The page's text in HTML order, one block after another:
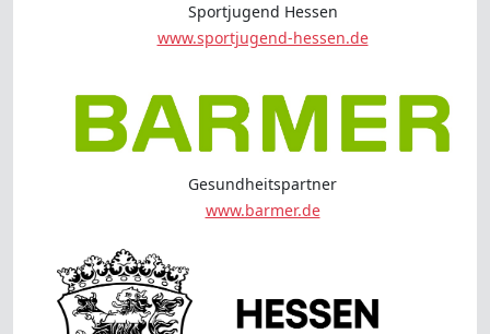
Sportjugend Hessen
www.sportjugend-hessen.de
Gesundheitspartner
www.barmer.de